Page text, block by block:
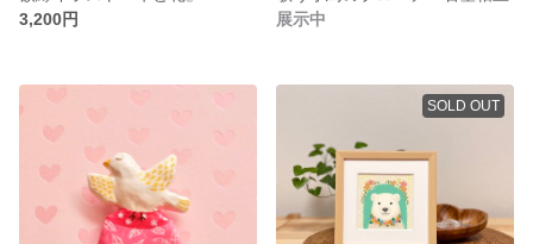
3,200円
展示中
SOLD OUT